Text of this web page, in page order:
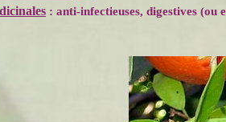
: anti-infectieuses, digestives (ou